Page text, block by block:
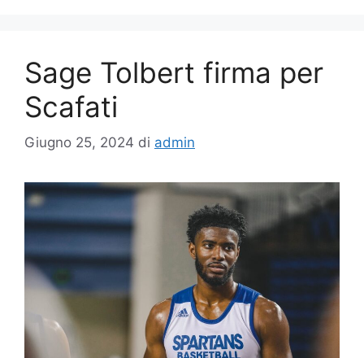
Sage Tolbert firma per
Scafati
Giugno 25, 2024 di admin